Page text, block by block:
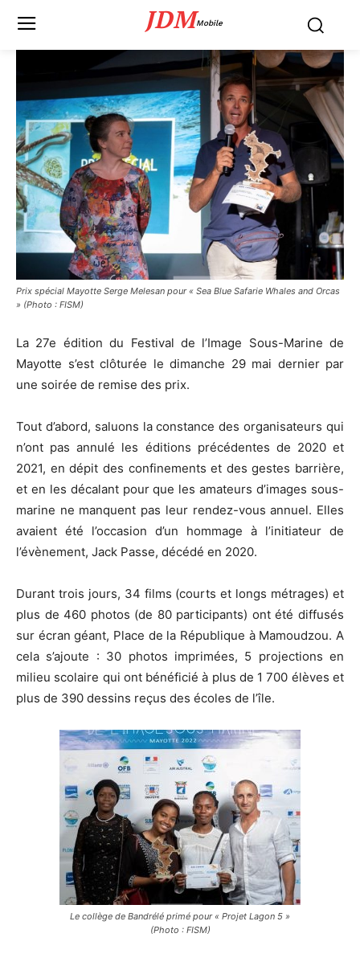
JDMMobile
Prix spécial Mayotte Serge Melesan pour « Sea Blue Safarie Whales and Orcas
» (Photo : FISM)
La 27e édition du Festival de l’Image Sous-Marine de
Mayotte s’est clôturée le dimanche 29 mai dernier par
une soirée de remise des prix.
Tout d’abord, saluons la constance des organisateurs qui
n’ont pas annulé les éditions précédentes de 2020 et
2021, en dépit des confinements et des gestes barrière,
et en les décalant pour que les amateurs d’images sous-
marine ne manquent pas leur rendez-vous annuel. Elles
avaient été l’occasion d’un hommage à l’initiateur de
l’évènement, Jack Passe, décédé en 2020.
Durant trois jours, 34 films (courts et longs métrages) et
plus de 460 photos (de 80 participants) ont été diffusés
sur écran géant, Place de la République à Mamoudzou. A
cela s’ajoute : 30 photos imprimées, 5 projections en
milieu scolaire qui ont bénéficié à plus de 1 700 élèves et
plus de 390 dessins reçus des écoles de l’île.
Le collège de Bandrélé primé pour « Projet Lagon 5 »
(Photo : FISM)